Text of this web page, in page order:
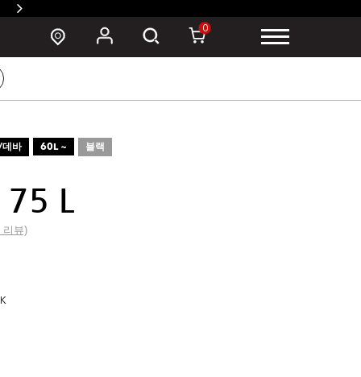
0
바 60L ~ 블랙
L
리뷰)